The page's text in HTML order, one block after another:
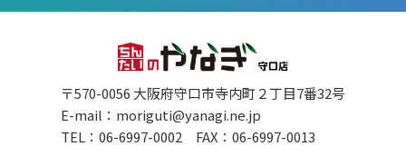
〒570-0056 大阪府守口市寺内町２丁目7番32号
E-mail： moriguti@yanagi.ne.jp
TEL：06-6997-0002 FAX：06-6997-0013